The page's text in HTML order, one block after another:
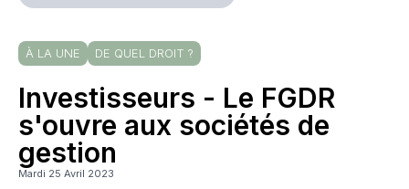
À LA UNE DE QUEL DROIT ?
Investisseurs - Le FGDR
s'ouvre aux sociétés de
gestion
Mardi 25 Avril 2023